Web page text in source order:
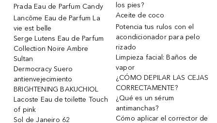
Prada Eau de Parfum Candy
Lancôme Eau de Parfum La
vie est belle
Serge Lutens Eau de Parfum
Collection Noire Ambre
Sultan
Dermocracy Suero
antienvejecimiento
BRIGHTENING BAKUCHIOL
Lacoste Eau de toilette Touch
of pink
Sol de Janeiro 62
los pies?
Aceite de coco
Potencia tus rulos con el
acondicionador para pelo
rizado
Limpieza facial: Baños de
vapor
¿CÓMO DEPILAR LAS CEJAS
CORRECTAMENTE?
¿Qué es un sérum
antimanchas?
Cómo aplicar el corrector de